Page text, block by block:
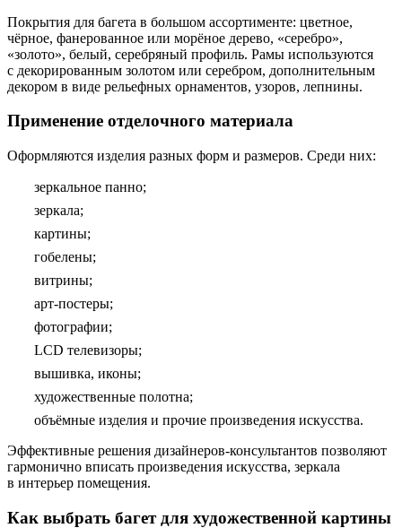
Покрытия для багета в большом ассортименте: цветное,
чёрное, фанерованное или морёное дерево, «серебро»,
«золото», белый, серебряный профиль. Рамы используются
с декорированным золотом или серебром, дополнительным
декором в виде рельефных орнаментов, узоров, лепнины.
Применение отделочного материала
Оформляются изделия разных форм и размеров. Среди них:
зеркальное панно;
зеркала;
картины;
гобелены;
витрины;
арт-постеры;
фотографии;
LCD телевизоры;
вышивка, иконы;
художественные полотна;
объёмные изделия и прочие произведения искусства.
Эффективные решения дизайнеров-консультантов позволяют
гармонично вписать произведения искусства, зеркала
в интерьер помещения.
Как выбрать багет для художественной картины